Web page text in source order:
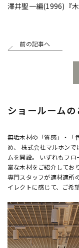
澤井聖一編(1996)『
前の記事へ
ショールームの
無垢木材の「質感」・「
め、 株式会社マルホン
ムを開設。 いずれもフ
富な木材をご紹介しており
専門スタッフが適材適所
イレクトに感じて、ご希